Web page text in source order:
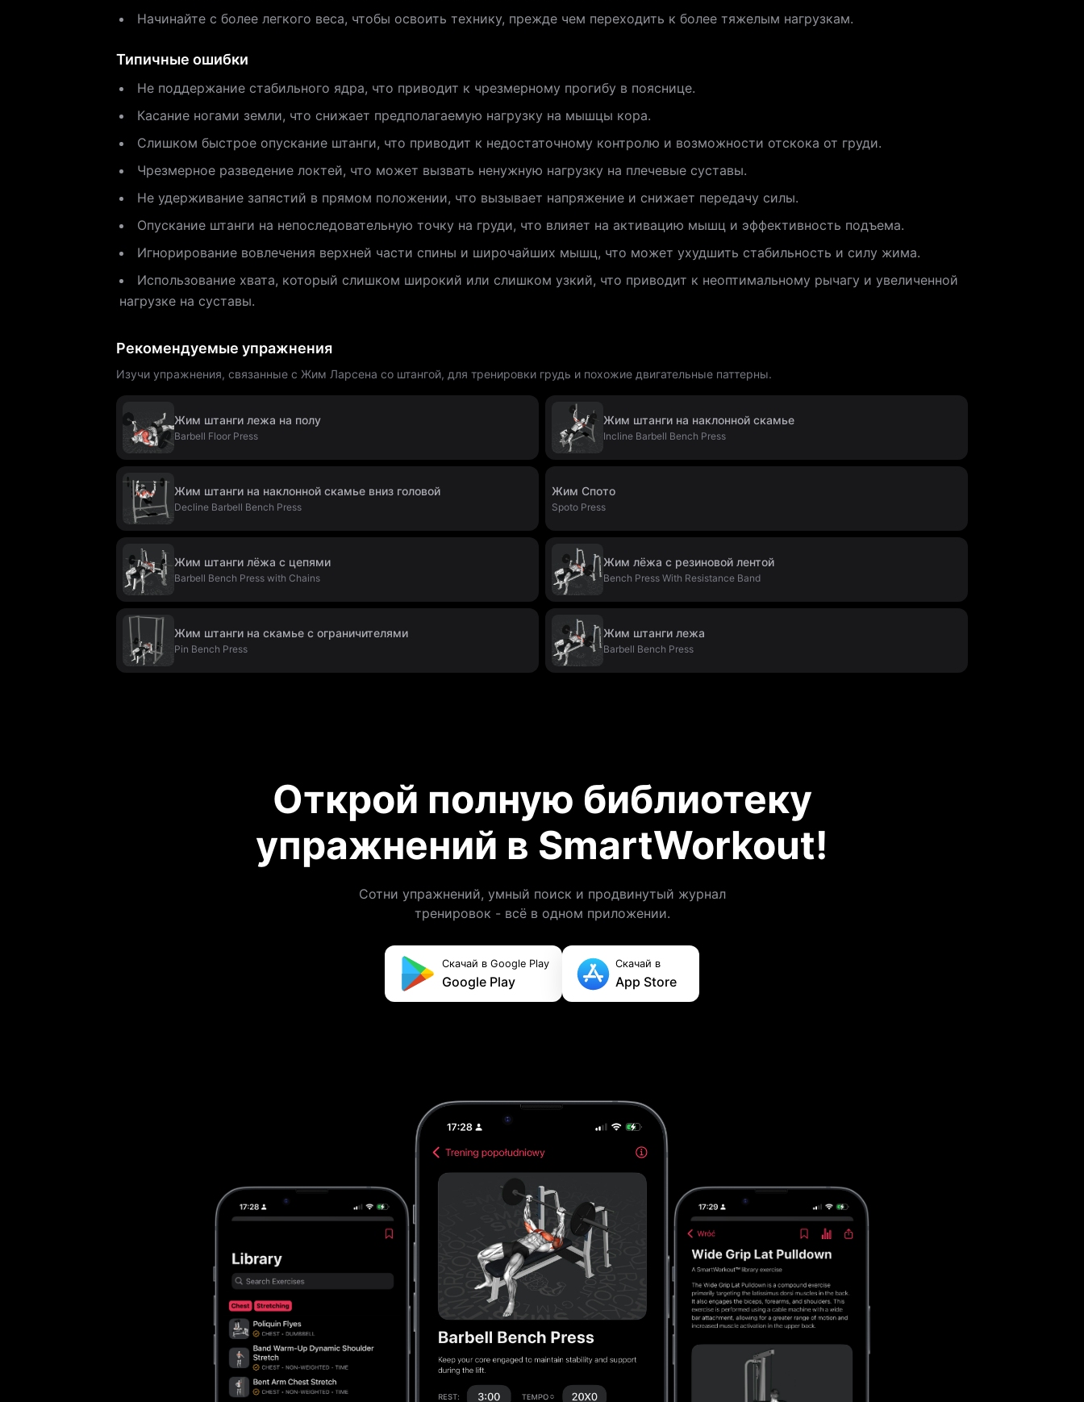
Начинайте с более легкого веса, чтобы освоить технику, прежде чем переходить к более тяжелым нагрузкам.
Типичные ошибки
Не поддержание стабильного ядра, что приводит к чрезмерному прогибу в пояснице.
Касание ногами земли, что снижает предполагаемую нагрузку на мышцы кора.
Слишком быстрое опускание штанги, что приводит к недостаточному контролю и возможности отскока от груди.
Чрезмерное разведение локтей, что может вызвать ненужную нагрузку на плечевые суставы.
Не удерживание запястий в прямом положении, что вызывает напряжение и снижает передачу силы.
Опускание штанги на непоследовательную точку на груди, что влияет на активацию мышц и эффективность подъема.
Игнорирование вовлечения верхней части спины и широчайших мышц, что может ухудшить стабильность и силу жима.
Использование хвата, который слишком широкий или слишком узкий, что приводит к неоптимальному рычагу и увеличенной
нагрузке на суставы.
Рекомендуемые упражнения
Изучи упражнения, связанные с Жим Ларсена со штангой, для тренировки грудь и похожие двигательные паттерны.
Жим штанги лежа на полу
Barbell Floor Press
Жим штанги на наклонной скамье
Incline Barbell Bench Press
Жим штанги на наклонной скамье вниз головой
Decline Barbell Bench Press
Жим Спото
Spoto Press
Жим штанги лёжа с цепями
Barbell Bench Press with Chains
Жим лёжа с резиновой лентой
Bench Press With Resistance Band
Жим штанги на скамье с ограничителями
Pin Bench Press
Жим штанги лежа
Barbell Bench Press
Открой полную библиотеку
упражнений в SmartWorkout!
Сотни упражнений, умный поиск и продвинутый журнал
тренировок - всё в одном приложении.
Скачай в Google Play
Google Play
Скачай в
App Store